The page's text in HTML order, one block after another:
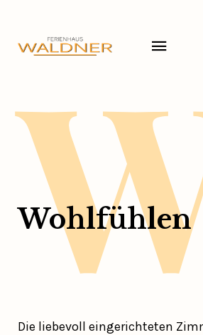
Wohlfühlen
Die liebevoll eingerichteten